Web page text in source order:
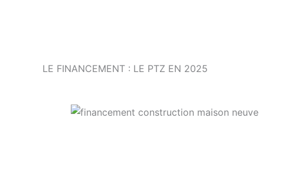
LE FINANCEMENT : LE PTZ EN 2025